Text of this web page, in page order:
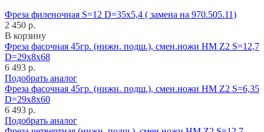
Фреза филеночная S=12 D=35x5,4 ( замена на 970.505.11)
2 450 р.
В корзину
Фреза фасочная 45гр. (нижн. подш.), смен.ножи HM Z2 S=12,7
D=29x8x68
6 493 р.
Подобрать аналог
Фреза фасочная 45гр. (нижн. подш.), смен.ножи HM Z2 S=6,35
D=29x8x60
6 493 р.
Подобрать аналог